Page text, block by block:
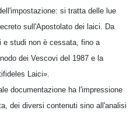
si tratta delle lue
sull'Apostolato dei laici. Da
e studi non è cessata, fino a
dei Vescovi del 1987 e la
Laici».
documentazione ha l'impressione
dei diversi contenuti sino all'analisi